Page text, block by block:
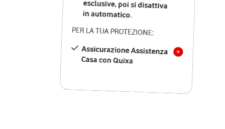
in automatico.
PER LA TUA PROTEZIONE:
Assicurazione Assistenza
Casa con Quixa